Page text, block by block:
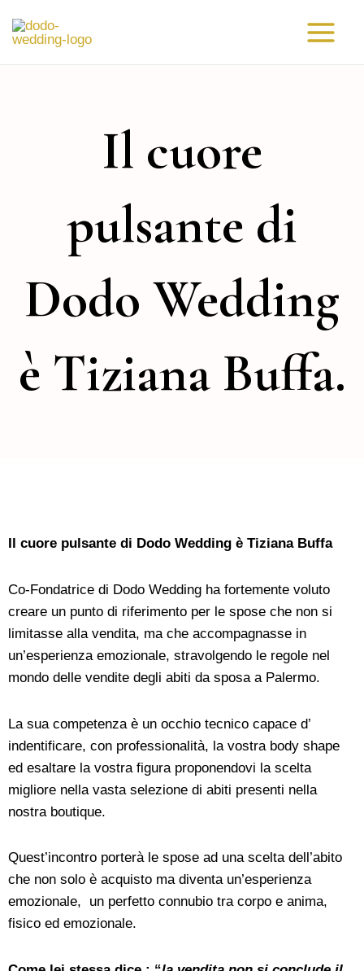
Main
Il cuore
pulsante di
Dodo Wedding
è Tiziana Buffa.
Il cuore pulsante di Dodo Wedding è Tiziana Buffa
Co-Fondatrice di Dodo Wedding ha fortemente voluto
creare un punto di riferimento per le spose che non si
limitasse alla vendita, ma che accompagnasse in
un’esperienza emozionale, stravolgendo le regole nel
mondo delle vendite degli abiti da sposa a Palermo.
La sua competenza è un occhio tecnico capace d’
indentificare, con professionalità, la vostra body shape
ed esaltare la vostra figura proponendovi la scelta
migliore nella vasta selezione di abiti presenti nella
nostra boutique.
Quest’incontro porterà le spose ad una scelta dell’abito
che non solo è acquisto ma diventa un’esperienza
emozionale, un perfetto connubio tra corpo e anima,
fisico ed emozionale.